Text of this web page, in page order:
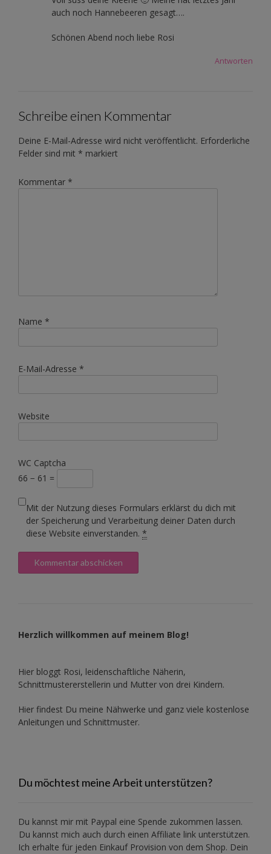
auch noch Hannebeeren gesagt….
Schönen Abend noch liebe Rosi
Antworten
Schreibe einen Kommentar
Deine E-Mail-Adresse wird nicht veröffentlicht. Erforderliche
Felder sind mit * markiert
Kommentar *
Name *
E-Mail-Adresse *
Website
WC Captcha
66 − 61 =
Mit der Nutzung dieses Formulars erklärst du dich mit
der Speicherung und Verarbeitung deiner Daten durch
diese Website einverstanden. *
Herzlich willkommen auf meinem Blog!
Hier bloggt Rosi, leidenschaftliche Näherin,
Schnittmustererstellerin und Mutter von drei Kindern.
Hier findest Du meine Nähwerke und ganz viele kostenlose
Anleitungen und Schnittmuster.
Du möchtest meine Arbeit unterstützen?
Du kannst mir mit Paypal eine Spende zukommen lassen.
Du kannst mich auch durch einen Affiliate link unterstützen.
Ich erhalte für jeden Einkauf Provision von dem Shop. Dein